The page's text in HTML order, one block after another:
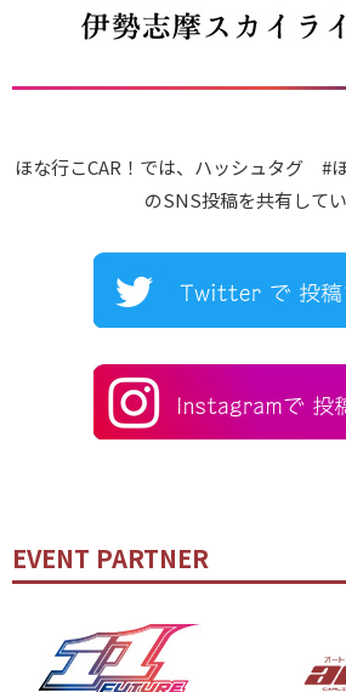
ほな行こCAR！では、ハッシュタグ #
のSNS投稿を共有してい
EVENT PARTNER